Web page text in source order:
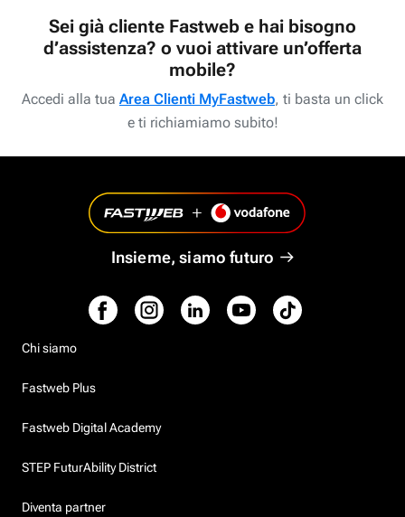
Sei già cliente Fastweb e hai bisogno
d’assistenza? o vuoi attivare un’offerta
mobile?
Accedi alla tua Area Clienti MyFastweb, ti basta un click
e ti richiamiamo subito!
Insieme, siamo futuro
Chi siamo
Fastweb Plus
Fastweb Digital Academy
STEP FuturAbility District
Diventa partner